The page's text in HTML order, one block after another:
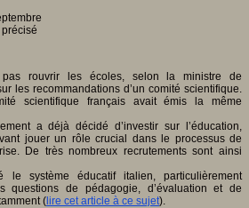
rouvrir les écoles, selon la ministre de
les recommandations d’un comité scientifique.
scientifique français avait émis la même
a déjà décidé d’investir sur l’éducation,
jouer un rôle crucial dans le processus de
De très nombreux recrutements sont ainsi
le système éducatif italien, particulièrement
questions de pédagogie, d’évaluation et de
(lire cet article à ce sujet).